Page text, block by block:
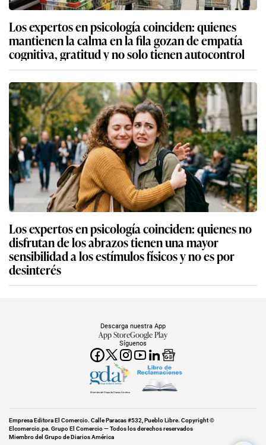
Los expertos en psicología coinciden: quienes
mantienen la calma en la fila gozan de empatía
cognitiva, gratitud y no solo tienen autocontrol
Los expertos en psicología coinciden: quienes no
disfrutan de los abrazos tienen una mayor
sensibilidad a los estímulos físicos y no es por
desinterés
Síguenos
Descarga nuestra App
App StoreGoogle Play
Miembro del Grupo de Diarios América
Empresa Editora El Comercio. Calle Paracas #532, Pueblo Libre. Copyright ©
Elcomercio.pe. Grupo El Comercio — Todos los derechos reservados
Miembro del Grupo de Diarios América